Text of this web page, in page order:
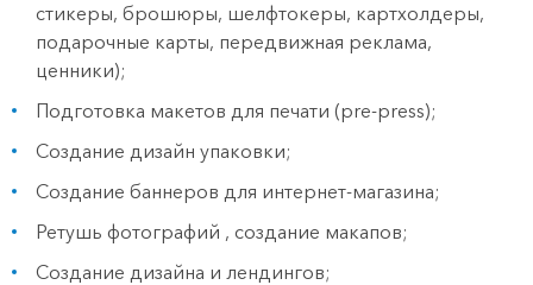
стикеры, брошюры, шелфтокеры, картхолдеры,
подарочные карты, передвижная реклама,
ценники);
Подготовка макетов для печати (pre-press);
Создание дизайн упаковки;
Создание баннеров для интернет-магазина;
Ретушь фотографий , создание макапов;
Создание дизайна и лендингов;